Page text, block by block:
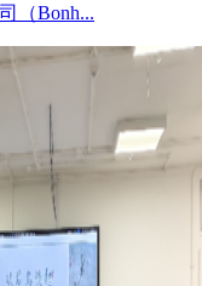
（Bonh...